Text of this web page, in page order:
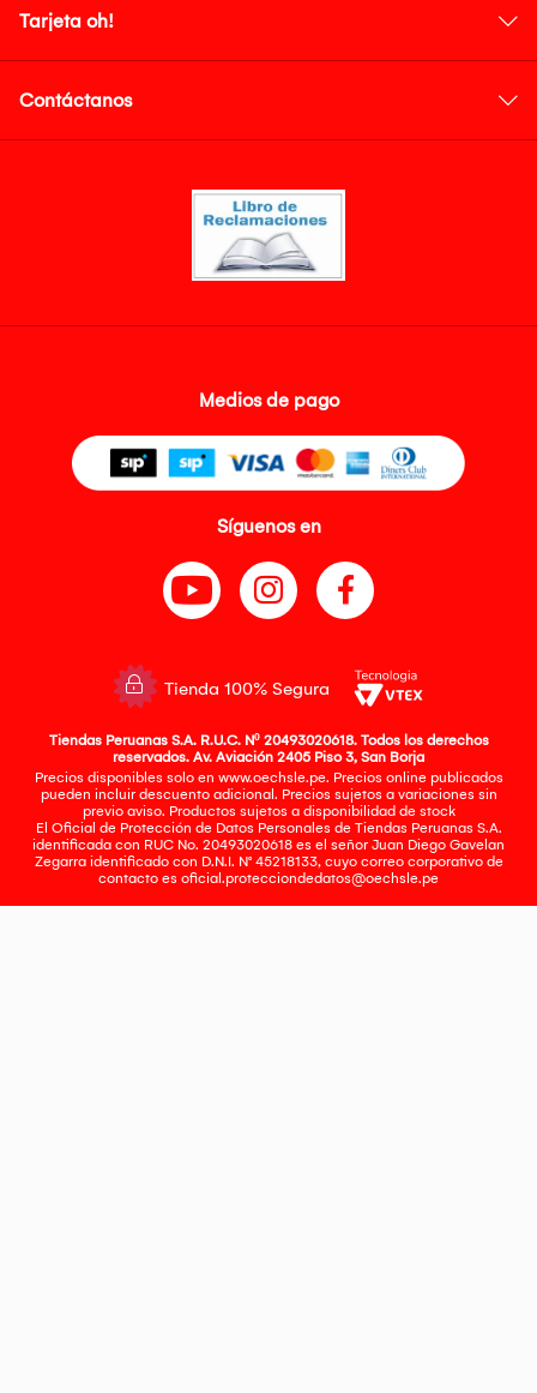
Tarjeta oh!
Contáctanos
Medios de pago
Síguenos en
Tienda 100% Segura
Tiendas Peruanas S.A. R.U.C. Nº 20493020618. Todos los derechos
reservados. Av. Aviación 2405 Piso 3, San Borja
Precios disponibles solo en www.oechsle.pe. Precios online publicados
pueden incluir descuento adicional. Precios sujetos a variaciones sin
previo aviso. Productos sujetos a disponibilidad de stock
El Oficial de Protección de Datos Personales de Tiendas Peruanas S.A.
identificada con RUC No. 20493020618 es el señor Juan Diego Gavelan
Zegarra identificado con D.N.I. N° 45218133, cuyo correo corporativo de
contacto es oficial.protecciondedatos@oechsle.pe